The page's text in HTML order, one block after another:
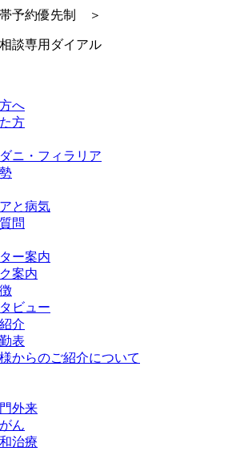
予約優先制 ＞
談専用ダイアル
へ
方
ニ・フィラリア
と病気
問
ー案内
案内
ビュー
介
表
からのご紹介について
外来
ん
治療